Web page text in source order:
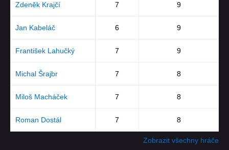
Zdeněk Krajčí 7 9
Jan Kabeláč 6 9
František Lahučký 7 9
Michal Šrajbr 7 8
Miloš Macháček 7 8
Roman Dostál 7 8
Zobrazit všechny hráče